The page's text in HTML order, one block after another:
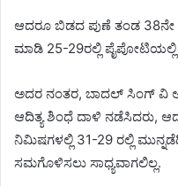
ಆದರೂ ಬಿಡದ ಪುಣೆ ತಂಡ 38ನೇ
ಮಾಡಿ 25-29ರಲ್ಲಿ
ಅದರ ನಂತರ, ಬಾದಲ್ ಸಿಂಗ್ ವಿ
ಆದಿತ್ಯ ಶಿಂಧೆ ದಾಳಿ ನಡೆಸಿದರು,
ನಿಮಿಷಗಳಲ್ಲಿ 31-29 ರಲ್ಲಿ
ಸಮಗೊಳಿಸಲು ಸಾಧ್ಯವಾಗಲಿಲ್ಲ.